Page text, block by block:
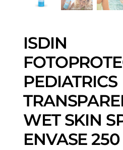
ISDIN
PEDIATRICS
WET SKIN
ENVASE